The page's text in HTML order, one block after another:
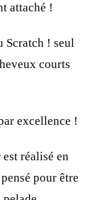
attaché !
Scratch ! seul
courts
excellence !
réalisé en
pour être